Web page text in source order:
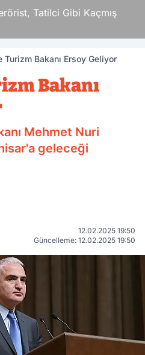
Tatilci Gibi Kaçmış
Turizm Bakanı Ersoy Geliyor
Bakanı
Mehmet Nuri
geleceği
12.02.2025 19:50
Güncelleme: 12.02.2025 19:50